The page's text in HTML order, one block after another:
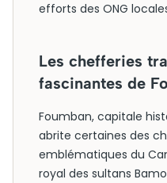
efforts des ONG
Les chefferies
fascinantes de
Foumban, capitale
abrite certaines des
emblématiques du
royal des sultans